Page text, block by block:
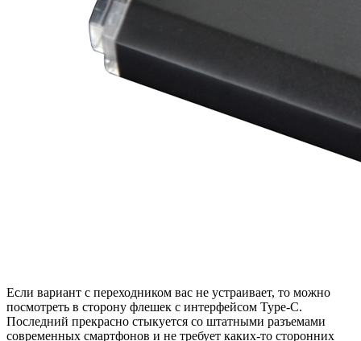
Если вариант с переходником вас не устраивает, то можно
посмотреть в сторону флешек с интерфейсом Type-C.
Последний прекрасно стыкуется со штатными разъемами
современных смартфонов и не требует каких-то сторонних